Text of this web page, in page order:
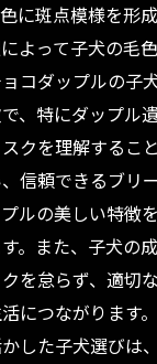
に斑点模様を形
よって子犬の毛
コダップルの子
、特にダップル
クを理解するこ
信頼できるブリ
ルの美しい特徴
。また、子犬の
を怠らず、適切
につながります
した子犬選びは